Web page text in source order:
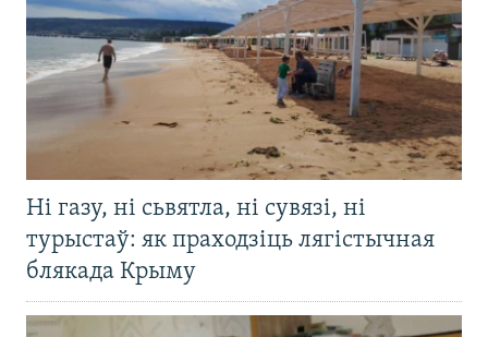
Ні газу, ні сьвятла, ні сувязі, ні
турыстаў: як праходзіць лягістычная
блякада Крыму